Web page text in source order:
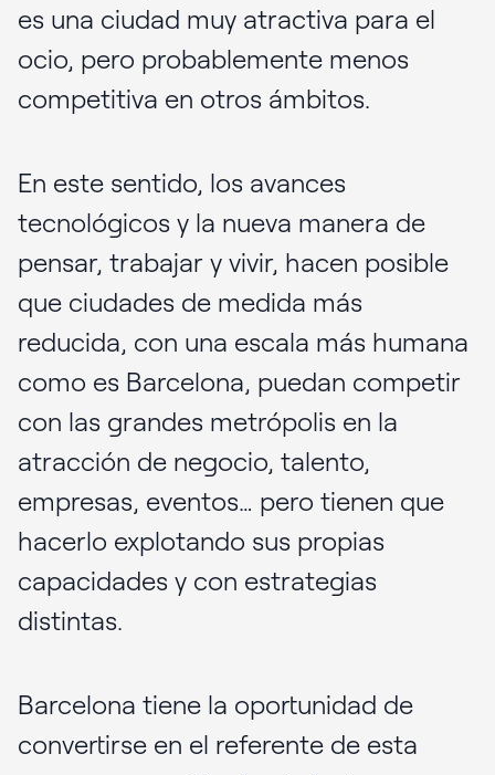
es una ciudad muy atractiva para el
ocio, pero probablemente menos
competitiva en otros ámbitos.
En este sentido, los avances
tecnológicos y la nueva manera de
pensar, trabajar y vivir, hacen posible
que ciudades de medida más
reducida, con una escala más humana
como es Barcelona, puedan competir
con las grandes metrópolis en la
atracción de negocio, talento,
empresas, eventos… pero tienen que
hacerlo explotando sus propias
capacidades y con estrategias
distintas.
Barcelona tiene la oportunidad de
convertirse en el referente de esta